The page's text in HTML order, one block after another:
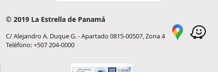
© 2019 La Estrella de Panamá
C/ Alejandro A. Duque G. - Apartado 0815-00507, Zona 4
Teléfono: +507 204-0000